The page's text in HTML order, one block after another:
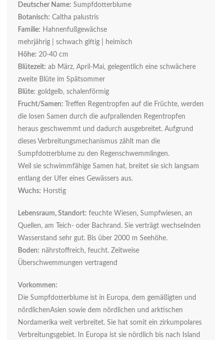
Deutscher Name: Sumpfdotterblume
Botanisch: Caltha palustris
Familie: Hahnenfußgewächse
mehrjährig | schwach giftig | heimisch
Höhe: 20-40 cm
Blütezeit: ab März, April-Mai, gelegentlich eine schwächere
zweite Blüte im Spätsommer
Blüte: goldgelb, schalenförmig
Frucht/Samen:
Treffen Regentropfen auf die Früchte, werden
die losen Samen durch die aufprallenden Regentropfen
heraus geschwemmt und dadurch ausgebreitet. Aufgrund
dieses Verbreitungsmechanismus zählt man die
Sumpfdotterblume zu den Regenschwemmlingen.
Weil sie schwimmfähige Samen hat, breitet sie sich langsam
entlang der Ufer eines Gewässers aus.
Wuchs: Horstig
Lebensraum, Standort: feuchte Wiesen, Sumpfwiesen, an
Quellen, am Teich- oder Bachrand. Sie verträgt wechselnden
Wasserstand sehr gut. Bis über 2000 m Seehöhe.
Boden: nährstoffreich, feucht. Zeitweise
Überschwemmungen vertragend
Vorkommen:
Die Sumpfdotterblume ist in Europa, dem gemäßigten und
nördlichenAsien sowie dem nördlichen und arktischen
Nordamerika weit verbreitet. Sie hat somit ein zirkumpolares
Verbreitungsgebiet. In Europa ist sie nördlich bis nach Island